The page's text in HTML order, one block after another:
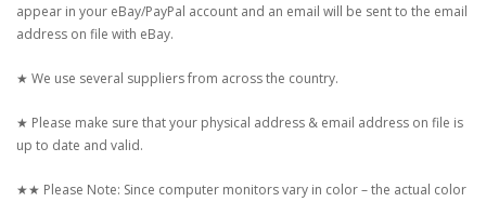
appear in your eBay/PayPal account and an email will be sent to the email
address on file with eBay.
★ We use several suppliers from across the country.
★ Please make sure that your physical address & email address on file is
up to date and valid.
★★ Please Note: Since computer monitors vary in color – the actual color